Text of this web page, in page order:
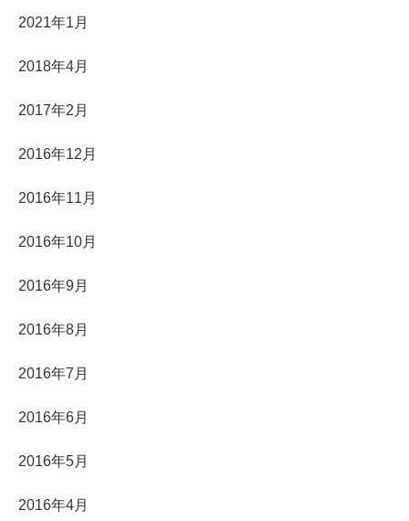
2021年1月
2018年4月
2017年2月
2016年12月
2016年11月
2016年10月
2016年9月
2016年8月
2016年7月
2016年6月
2016年5月
2016年4月